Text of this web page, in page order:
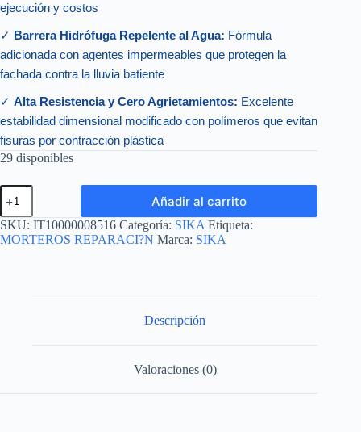
ejecución y costos
✓ Barrera Hidrófuga Repelente al Agua: Fórmula
adicionada con agentes impermeables que protegen la
fachada contra la lluvia batiente
✓ Alta Resistencia y Cero Agrietamientos: Excelente
estabilidad dimensional modificado con polímeros que evitan
fisuras por contracción plástica
29 disponibles
SIKAWALL-
151
ESTUKA
PLUS
MX
Añadir al carrito
SKU: IT10000008516 Categoría: SIKA Etiqueta:
MORTEROS REPARACI?N Marca: SIKA
Descripción
Valoraciones (0)